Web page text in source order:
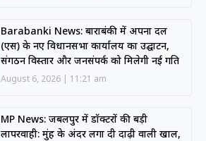
Barabanki News: बाराबंकी में अपना दल
(एस) के नए विधानसभा कार्यालय का उद्घाटन,
संगठन विस्तार और जनसंपर्क को मिलेगी नई गति
August 6, 2026 11:21 am
MP News: जबलपुर में डॉक्टरों की बड़ी
लापरवाही: मुंह के अंदर लगा दी दाढ़ी वाली खाल,